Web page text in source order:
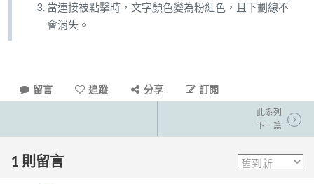
當連接被點擊時，文字顏色變為粉紅色，且下劃線不
會消失。
留言 追蹤 分享 訂閱
此系列
下一篇
1 則留言